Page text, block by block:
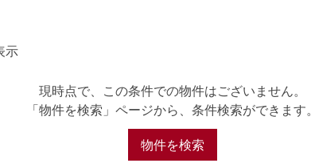
示
現時点で、この条件での物件はございません。
「物件を検索」ページから、条件検索ができます。
物件を検索